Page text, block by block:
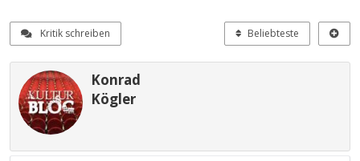
Kritik schreiben Beliebteste
Konrad
Kögler